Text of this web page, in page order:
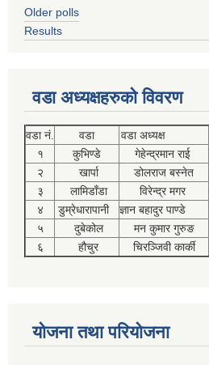
Older polls
Results
वडा अध्यक्षहरुको विवरण
वडा नं. वडा वडा अध्यक्ष
१
कुभिण्डे गेहेन्द्रमान राई
२
खार्पा डोलराज बस्नेत
३
लामिडाँडा विरेन्द्र मगर
४
डुम्रेधारापानी ज्ञान बहादुर पाण्डे
५
दुबेकोल मन कुमार गुरुङ
६
हौचुर चिरञ्जिवी कार्की
योजना तथा परियोजना